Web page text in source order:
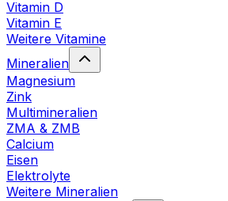
Vitamin D
Vitamin E
Weitere Vitamine
Mineralien
Magnesium
Zink
Multimineralien
ZMA & ZMB
Calcium
Eisen
Elektrolyte
Weitere Mineralien